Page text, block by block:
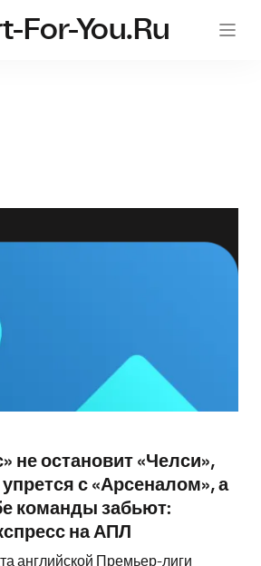
For-You.ru
не остановит «Челси»,
с «Арсеналом», а
команды забьют:
на АПЛ
английской Премьер-лиги